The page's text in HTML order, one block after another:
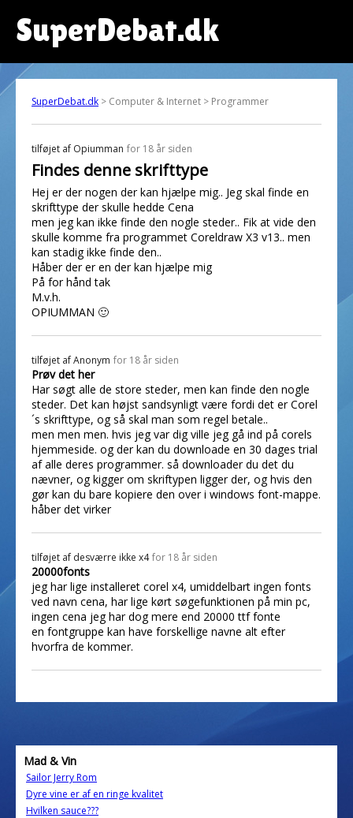
SuperDebat.dk
SuperDebat.dk > Computer & Internet > Programmer
tilføjet af Opiumman for 18 år siden
Findes denne skrifttype
Hej er der nogen der kan hjælpe mig.. Jeg skal finde en
skrifttype der skulle hedde Cena
men jeg kan ikke finde den nogle steder.. Fik at vide den
skulle komme fra programmet Coreldraw X3 v13.. men
kan stadig ikke finde den..
Håber der er en der kan hjælpe mig
På for hånd tak
M.v.h.
OPIUMMAN 🙂
tilføjet afAnonym for 18 år siden
Prøv det her
Har søgt alle de store steder, men kan finde den nogle
steder. Det kan højst sandsynligt være fordi det er Corel
´s skrifttype, og så skal man som regel betale..
men men men. hvis jeg var dig ville jeg gå ind på corels
hjemmeside. og der kan du downloade en 30 dages trial
af alle deres programmer. så downloader du det du
nævner, og kigger om skriftypen ligger der, og hvis den
gør kan du bare kopiere den over i windows font-mappe.
håber det virker
tilføjet af desværre ikke x4 for 18 år siden
20000fonts
jeg har lige installeret corel x4, umiddelbart ingen fonts
ved navn cena, har lige kørt søgefunktionen på min pc,
ingen cena jeg har dog mere end 20000 ttf fonte
en fontgruppe kan have forskellige navne alt efter
hvorfra de kommer.
Mad & Vin
Sailor Jerry Rom
Dyre vine er af en ringe kvalitet
Hvilken sauce???